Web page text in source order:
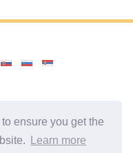
ensure you get the
Learn more
світу. Статті
ситуаціях.